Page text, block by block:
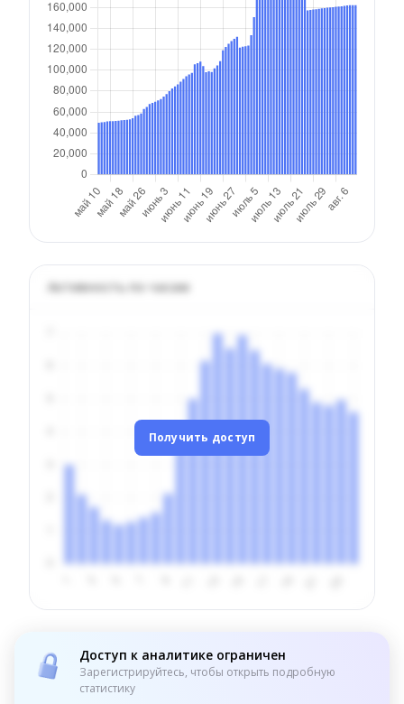
Активность по часам
Получить доступ
Доступ к аналитике ограничен
Зарегистрируйтесь, чтобы открыть подробную
статистику